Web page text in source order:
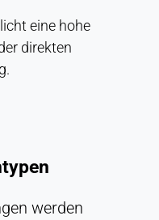
eine hohe
direkten
werden